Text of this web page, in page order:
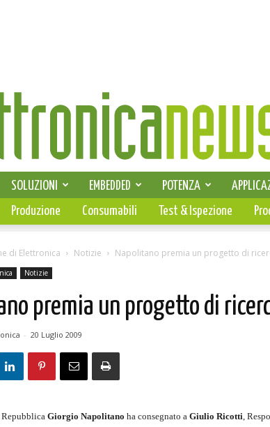
SELEZIONE DI ELETTRONICA
SOLUZIONI EMBEDDED POTENZA
PCB
Produzione Consumabili Test & Ispezione
di Elettronica Notizie Napolitano premia un progetto di
Notizie
premia un progetto di
- 20 Luglio 2009
Giorgio Napolitano ha consegnato a Giulio Ricotti,